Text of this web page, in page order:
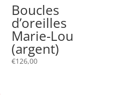
Boucles
d’oreilles
Marie-Lou
(argent)
€126,00